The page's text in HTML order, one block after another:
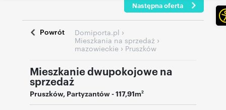
Następna oferta
Powrót Domiporta.pl ›
Mieszkania na sprzedaż ›
mazowieckie › Pruszków
Mieszkanie dwupokojowe na
sprzedaż
Pruszków, Partyzantów- 117,91m2